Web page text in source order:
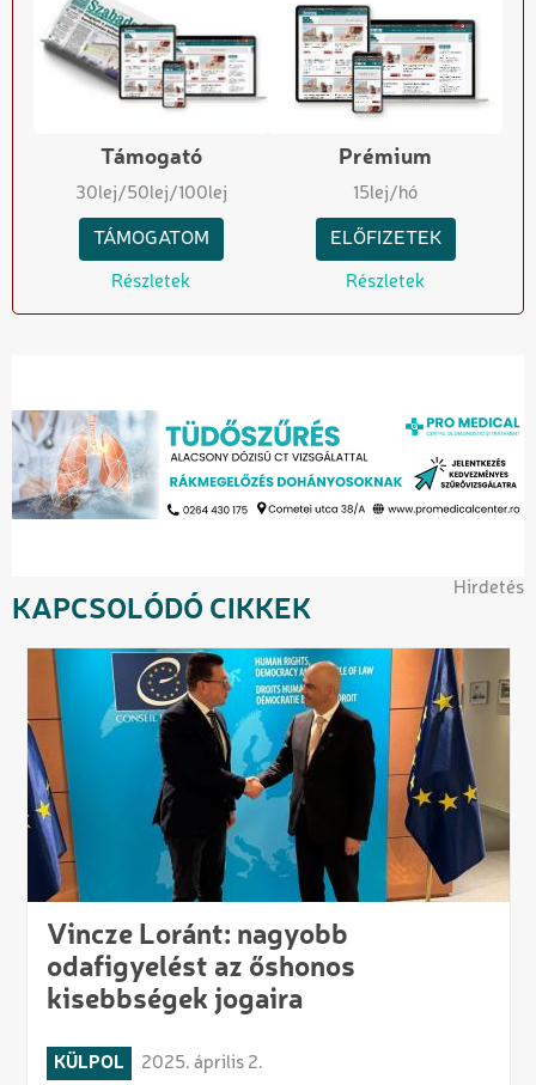
Támogató
30lej/50lej/100lej
TÁMOGATOM
Részletek
Prémium
15lej/hó
ELŐFIZETEK
Részletek
Hirdetés
KAPCSOLÓDÓ CIKKEK
Vincze Loránt: nagyobb
odafigyelést az őshonos
kisebbségek jogaira
KÜLPOL 2025. április 2.